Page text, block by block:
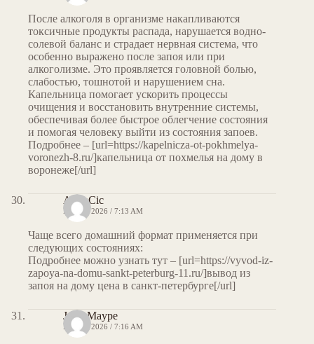
После алкоголя в организме накапливаются
токсичные продукты распада, нарушается водно-
солевой баланс и страдает нервная система, что
особенно выражено после запоя или при
алкоголизме. Это проявляется головной болью,
слабостью, тошнотой и нарушением сна.
Капельница помогает ускорить процессы
очищения и восстановить внутренние системы,
обеспечивая более быстрое облегчение состояния
и помогая человеку выйти из состояния запоев.
Подробнее – [url=https://kapelnicza-ot-pokhmelya-
voronezh-8.ru/]капельница от похмелья на дому в
воронеже[/url]
AlvinCic
MAY 8, 2026 / 7:13 AM
Чаще всего домашний формат применяется при
следующих состояниях:
Подробнее можно узнать тут – [url=https://vyvod-iz-
zapoya-na-domu-sankt-peterburg-11.ru/]вывод из
запоя на дому цена в санкт-петербурге[/url]
JorgeMaype
MAY 8, 2026 / 7:16 AM